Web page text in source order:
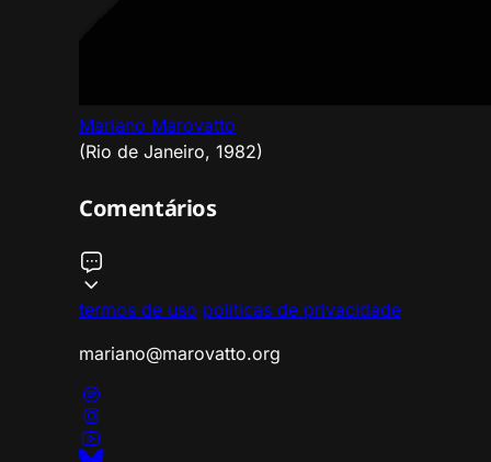
Mariano Marovatto
(Rio de Janeiro, 1982)
Comentários
termos de uso políticas de privacidade
mariano@marovatto.org